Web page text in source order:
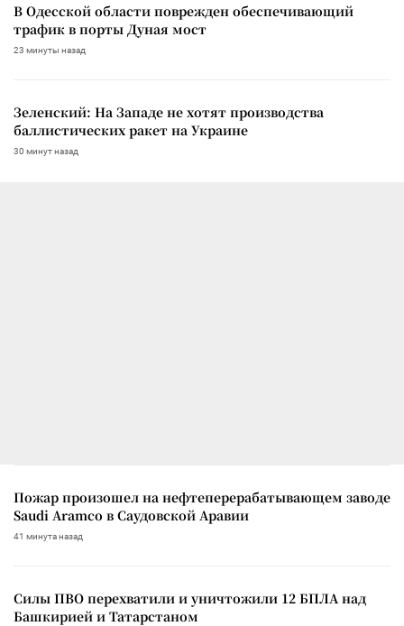
В Одесской области поврежден обеспечивающий
трафик в порты Дуная мост
23 минуты назад
Зеленский: На Западе не хотят производства
баллистических ракет на Украине
30 минут назад
Пожар произошел на нефтеперерабатывающем заводе
Saudi Aramco в Саудовской Аравии
41 минута назад
Силы ПВО перехватили и уничтожили 12 БПЛА над
Башкирией и Татарстаном